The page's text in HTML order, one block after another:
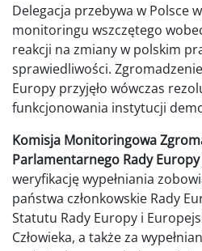
Delegacja przebywa w Polsce
monitoringu wszczętego
reakcji na zmiany w polskim
sprawiedliwości.
Europy przyjęło wówczas
funkcjonowania instytucji
Komisja Monitoringowa
Parlamentarnego Rady Europy
weryfikację wypełniania
państwa członkowskie Rady
Statutu Rady Europy i
Człowieka, a także za